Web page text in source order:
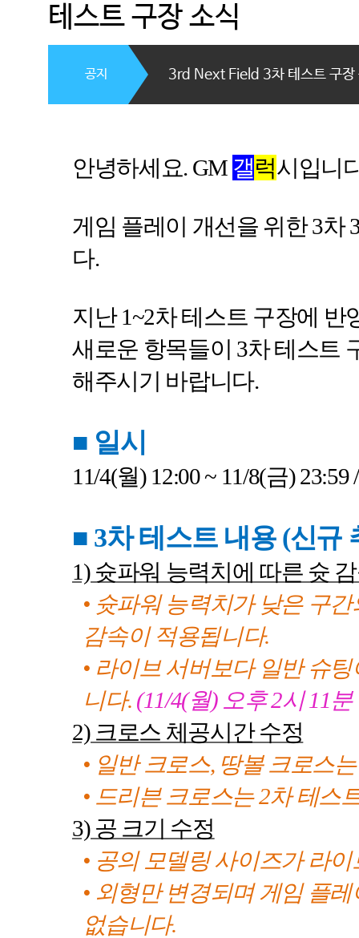
테스트 구장 소식
3rd Next Field 3차 테스트 구
공지
안녕하세요. GM 갤럭시입니
게임 플레이 개선을 위한3차
다.
지난1~2차 테스트 구장에 반
새로운 항목들이 3차 테스트
해주시기 바랍니다.
■ 일시
11/4(월) 12:00 ~ 11/8(금) 23:59
■ 3차 테스트 내용(신규
1) 슛파워 능력치에 따른 슛
• 슛파워 능력치가 낮은 구
감속이 적용됩니다.
• 라이브 서버보다 일반 슈
니다. (11/4(월) 오후 2시 11
2) 크로스 체공시간 수정
• 일반 크로스, 땅볼 크로스
• 드리븐 크로스는2차 테스
3) 공 크기 수정
• 공의 모델링 사이즈가 라
• 외형만 변경되며 게임 플
없습니다.